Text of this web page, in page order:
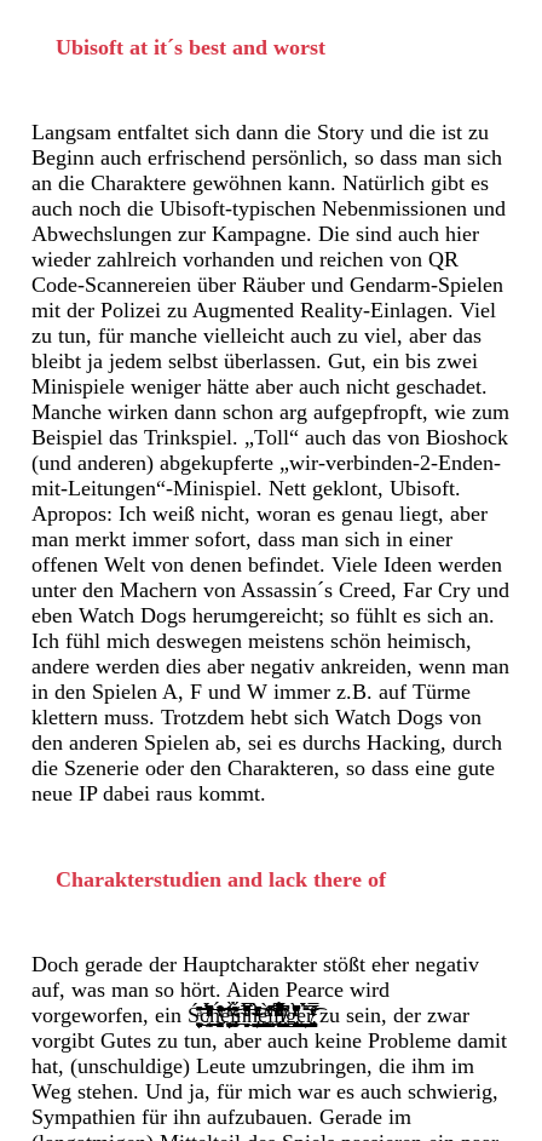
Ubisoft at it´s best and worst
Langsam entfaltet sich dann die Story und die ist zu
Beginn auch erfrischend persönlich, so dass man sich
an die Charaktere gewöhnen kann. Natürlich gibt es
auch noch die Ubisoft-typischen Nebenmissionen und
Abwechslungen zur Kampagne. Die sind auch hier
wieder zahlreich vorhanden und reichen von QR
Code-Scannereien über Räuber und Gendarm-Spielen
mit der Polizei zu Augmented Reality-Einlagen. Viel
zu tun, für manche vielleicht auch zu viel, aber das
bleibt ja jedem selbst überlassen. Gut, ein bis zwei
Minispiele weniger hätte aber auch nicht geschadet.
Manche wirken dann schon arg aufgepfropft, wie zum
Beispiel das Trinkspiel. „Toll“ auch das von Bioshock
(und anderen) abgekupferte „wir-verbinden-2-Enden-
mit-Leitungen“-Minispiel. Nett geklont, Ubisoft.
Apropos: Ich weiß nicht, woran es genau liegt, aber
man merkt immer sofort, dass man sich in einer
offenen Welt von denen befindet. Viele Ideen werden
unter den Machern von Assassin´s Creed, Far Cry und
eben Watch Dogs herumgereicht; so fühlt es sich an.
Ich fühl mich deswegen meistens schön heimisch,
andere werden dies aber negativ ankreiden, wenn man
in den Spielen A, F und W immer z.B. auf Türme
klettern muss. Trotzdem hebt sich Watch Dogs von
den anderen Spielen ab, sei es durchs Hacking, durch
die Szenerie oder den Charakteren, so dass eine gute
neue IP dabei raus kommt.
Charakterstudien and lack there of
Doch gerade der Hauptcharakter stößt eher negativ
auf, was man so hört. Aiden Pearce wird
vorgeworfen, ein Ś̘͈̙̦̤̦̼̯͖͓̮͕͈̼̙̈̃ͣ̂̑̓̎̏͜͠͝͝c̸̙̯͉͔̯̘͎̭͆ͯ́ͦ̍͂̏̂ͪ̏̀̋ͪ̓ͬ̈́͜͞͞h͕̖̮̗̲͔̜̮̻͚̭͌̊́͒ͮͮ̏͑ͥ͡͞e̾ͪ̔ͥ͐͐͠͞҉̦͕͖̟̖̜̠̼̫͓̝̗͙̦̭̦̮͈͘ͅi̵̡̞̫̹͖͍͙̰̞͗̋̏ͥ̊ͨ̌͌̄̊n͍̬̗͈̲ͤͧ̑̿̇̅̔̊̏̒͌̈́ͨͮ̽́̋͊͢͞ĥ̶̢̙̞̮̺͇̲͔̦ͤ̔ͮ̈̀ͮ̎̌ͯͩ̔̓̊̋ͭͧ͊͜͠ę̨̛̲̭̯̱̺̗͖̮͓͇̫̰̥̱̜̰͇̗ͣ͑̆ͩ̒̀͘i̧̞̮͖̗̩ͪ͌̅̐l̨̢̨͖̤̼̻͈̓͐̈́ͪ̿̈͌̓ͮͩ̍̔̍ͮ̽̔ͥͫ̚̕͟ị̸̸͇̖͔̪̝̮͎̬͍̹̱̰̲̰͆̄̀ͫ̀͒͊ͅͅg̡̧̧̻̖̻̰̥̳̲̙̝̯̥̖̯̤͓̝ͮ͌̊̀̓͂̾̽ͤ̋͆ͭ͊̇͐ͪ͢͢ͅͅȩ̬̰͉͇͍̦̻͒̈̍̈́̀̀̀͞r̸̵̡̪͓͉͚̣̞̩͉̯̘͖̣ͭ̿ͭͮͮ̊͑̕͡ͅzu sein, der zwar
vorgibt Gutes zu tun, aber auch keine Probleme damit
hat, (unschuldige) Leute umzubringen, die ihm im
Weg stehen. Und ja, für mich war es auch schwierig,
Sympathien für ihn aufzubauen. Gerade im